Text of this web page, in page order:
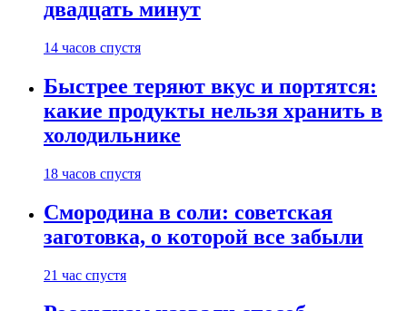
двадцать минут
14 часов спустя
Быстрее теряют вкус и портятся:
какие продукты нельзя хранить в
холодильнике
18 часов спустя
Смородина в соли: советская
заготовка, о которой все забыли
21 час спустя